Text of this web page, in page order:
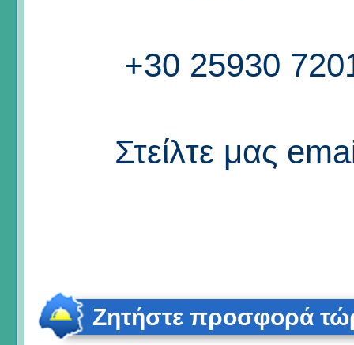
+30 25930
Στείλτε μας
Ζητήστε προσφορά